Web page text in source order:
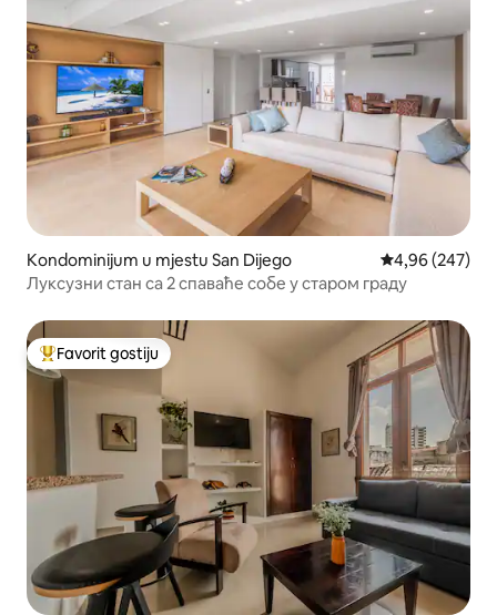
Kondominijum u mjestu San Dijego prosječna
4,96 (247)
Луксузни стан са 2 спаваће собе у старом граду
Glavni favorit gostiju
Favorit gostiju